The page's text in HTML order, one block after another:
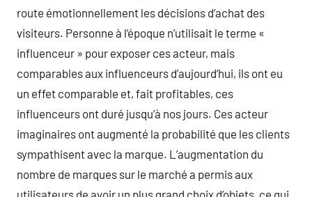
route émotionnellement les décisions d’achat des
visiteurs. Personne à l’époque n’utilisait le terme «
influenceur » pour exposer ces acteur, mais
comparables aux influenceurs d’aujourd’hui, ils ont eu
un effet comparable et, fait profitables, ces
influenceurs ont duré jusqu’à nos jours. Ces acteur
imaginaires ont augmenté la probabilité que les clients
sympathisent avec la marque. L’augmentation du
nombre de marques sur le marché a permis aux
utilisateurs de avoir un plus grand choix d’objets, ce qui